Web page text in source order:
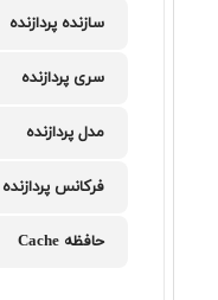
سازنده پردازنده
سری پردازنده
مدل پردازنده
فرکانس پردازنده
حافظه Cache